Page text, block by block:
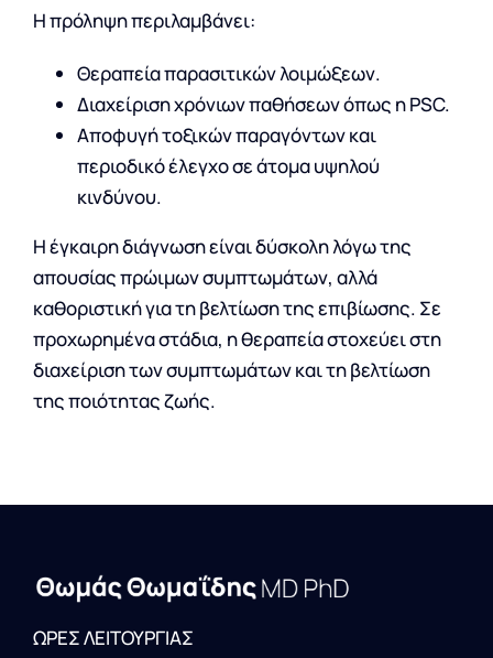
Η πρόληψη περιλαμβάνει:
Θεραπεία παρασιτικών λοιμώξεων.
Διαχείριση χρόνιων παθήσεων όπως η PSC.
Αποφυγή τοξικών παραγόντων και
περιοδικό έλεγχο σε άτομα υψηλού
κινδύνου.
Η έγκαιρη διάγνωση είναι δύσκολη λόγω της
απουσίας πρώιμων συμπτωμάτων, αλλά
καθοριστική για τη βελτίωση της επιβίωσης. Σε
προχωρημένα στάδια, η θεραπεία στοχεύει στη
διαχείριση των συμπτωμάτων και τη βελτίωση
της ποιότητας ζωής.
ΩΡΕΣ ΛΕΙΤΟΥΡΓΙΑΣ